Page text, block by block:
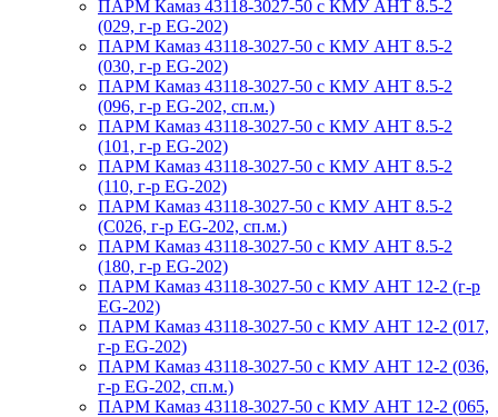
ПАРМ Камаз 43118-3027-50 с КМУ АНТ 8.5-2
(029, г-р EG-202)
ПАРМ Камаз 43118-3027-50 с КМУ АНТ 8.5-2
(030, г-р EG-202)
ПАРМ Камаз 43118-3027-50 с КМУ АНТ 8.5-2
(096, г-р EG-202, сп.м.)
ПАРМ Камаз 43118-3027-50 с КМУ АНТ 8.5-2
(101, г-р EG-202)
ПАРМ Камаз 43118-3027-50 с КМУ АНТ 8.5-2
(110, г-р EG-202)
ПАРМ Камаз 43118-3027-50 с КМУ АНТ 8.5-2
(С026, г-р EG-202, сп.м.)
ПАРМ Камаз 43118-3027-50 с КМУ АНТ 8.5-2
(180, г-р EG-202)
ПАРМ Камаз 43118-3027-50 с КМУ АНТ 12-2 (г-р
EG-202)
ПАРМ Камаз 43118-3027-50 с КМУ АНТ 12-2 (017,
г-р EG-202)
ПАРМ Камаз 43118-3027-50 с КМУ АНТ 12-2 (036,
г-р EG-202, сп.м.)
ПАРМ Камаз 43118-3027-50 с КМУ АНТ 12-2 (065,